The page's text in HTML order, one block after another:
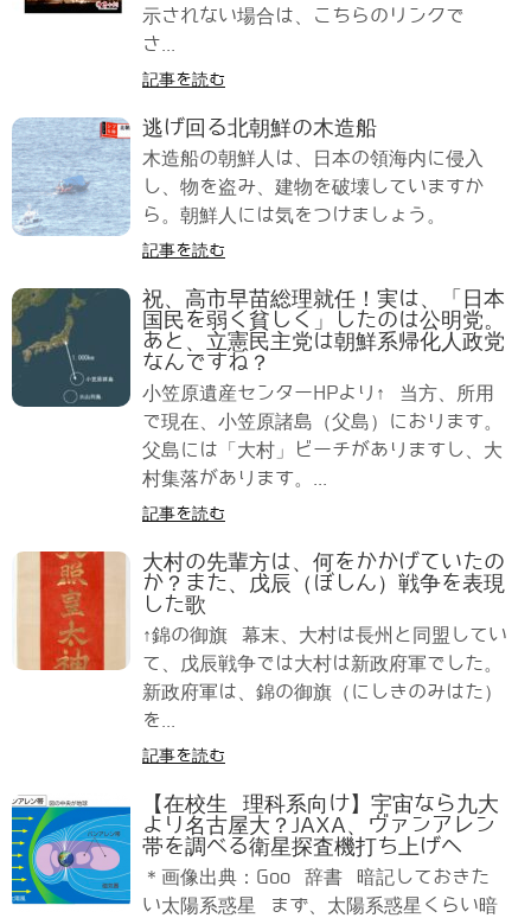
示されない場合は、こちらのリンクで
さ...
記事を読む
逃げ回る北朝鮮の木造船
木造船の朝鮮人は、日本の領海内に侵入
し、物を盗み、建物を破壊していますか
ら。朝鮮人には気をつけましょう。
記事を読む
祝、高市早苗総理就任！実は、「日本
国民を弱く貧しく」したのは公明党。
あと、立憲民主党は朝鮮系帰化人政党
なんですね？
小笠原遺産センターHPより↑ 当方、所用
で現在、小笠原諸島（父島）におります。
父島には「大村」ビーチがありますし、大
村集落があります。...
記事を読む
大村の先輩方は、何をかかげていたの
か？また、戊辰（ぼしん）戦争を表現
した歌
↑錦の御旗 幕末、大村は長州と同盟してい
て、戊辰戦争では大村は新政府軍でした。
新政府軍は、錦の御旗（にしきのみはた）
を...
記事を読む
【在校生 理科系向け】宇宙なら九大
より名古屋大？JAXA、ヴァンアレン
帯を調べる衛星探査機打ち上げへ
＊画像出典：Goo 辞書 暗記しておきた
い太陽系惑星 まず、太陽系惑星くらい暗